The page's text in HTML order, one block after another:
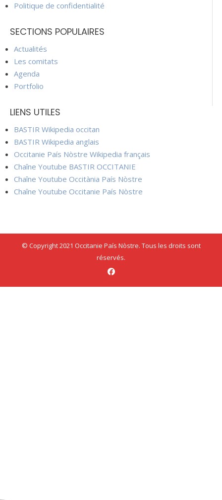
Politique de confidentialité
SECTIONS POPULAIRES
Actualités
Les comitats
Agenda
Portfolio
LIENS UTILES
BASTIR Wikipedia occitan
BASTIR Wikipedia anglais
Occitanie País Nòstre Wikipedia français
Chaîne Youtube BASTIR OCCITANIE
Chaîne Youtube Occitània País Nòstre
Chaîne Youtube Occitanie País Nòstre
© Copyright 2021 Occitanie País Nòstre. Tous les droits sont
réservés.